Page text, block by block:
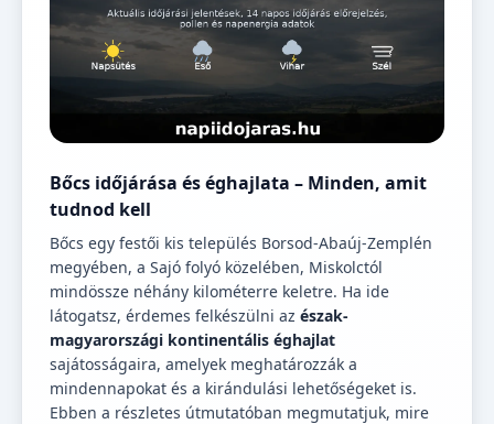
Bőcs időjárása és éghajlata – Minden, amit
tudnod kell
Bőcs egy festői kis település Borsod-Abaúj-Zemplén
megyében, a Sajó folyó közelében, Miskolctól
mindössze néhány kilométerre keletre. Ha ide
látogatsz, érdemes felkészülni az észak-
magyarországi kontinentális éghajlat
sajátosságaira, amelyek meghatározzák a
mindennapokat és a kirándulási lehetőségeket is.
Ebben a részletes útmutatóban megmutatjuk, mire